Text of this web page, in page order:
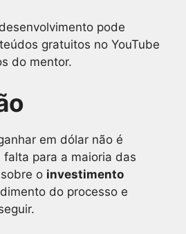
pode
gratuitos no YouTube
do mentor.
em dólar não é
falta para a maioria das
o investimento
do processo e